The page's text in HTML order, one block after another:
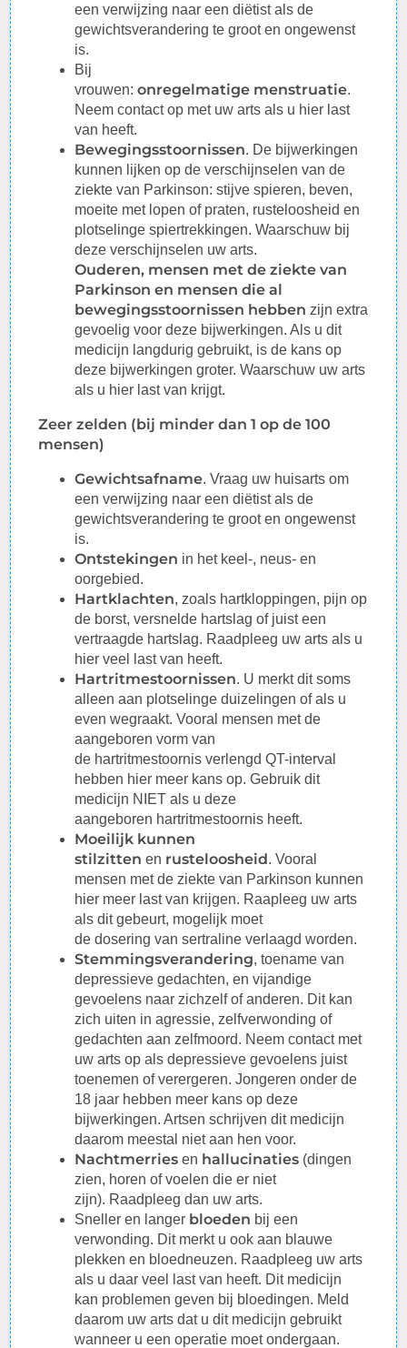
een verwijzing naar een diëtist als de
gewichtsverandering te groot en ongewenst
is.
Bij
vrouwen:onregelmatige menstruatie.
Neem contact op met uw arts als u hier last
van heeft.
Bewegingsstoornissen. De bijwerkingen
kunnen lijken op de verschijnselen van de
ziekte van Parkinson: stijve spieren, beven,
moeite met lopen of praten, rusteloosheid en
plotselinge spiertrekkingen.Waarschuw bij
deze verschijnselen uw arts.
Ouderen, mensen met de ziekte van
Parkinson en mensen die al
bewegingsstoornissen hebben zijn extra
gevoelig voor deze bijwerkingen. Als u dit
medicijn langdurig gebruikt, is de kans op
deze bijwerkingen groter.Waarschuw uw arts
als u hier last van krijgt.
Zeer zelden (bij minder dan 1 op de 100
mensen)
Gewichtsafname. Vraag uw huisarts om
een verwijzing naar een diëtist als de
gewichtsverandering te groot en ongewenst
is.
Ontstekingen in het keel-, neus- en
oorgebied.
Hartklachten, zoals hartkloppingen, pijn op
de borst, versnelde hartslag of juist een
vertraagde hartslag. Raadpleeg uw arts als u
hier veel last van heeft.
Hartritmestoornissen. U merkt dit soms
alleen aan plotselinge duizelingen of als u
even wegraakt. Vooral mensen met de
aangeboren vorm van
de hartritmestoornis verlengd QT-interval
hebben hier meer kans op. Gebruik dit
medicijn NIET als u deze
aangeboren hartritmestoornis heeft.
Moeilijk kunnen
stilzittenen rusteloosheid. Vooral
mensen met de ziekte van Parkinson kunnen
hier meer last van krijgen. Raapleeg uw arts
als dit gebeurt, mogelijk moet
dedosering van sertraline verlaagd worden.
Stemmingsverandering, toename van
depressieve gedachten, en vijandige
gevoelens naar zichzelf of anderen. Dit kan
zich uiten in agressie, zelfverwonding of
gedachten aan zelfmoord. Neem contact met
uw arts op als depressieve gevoelens juist
toenemen of verergeren. Jongeren onder de
18 jaar hebben meer kans op deze
bijwerkingen. Artsen schrijven dit medicijn
daarom meestal niet aan hen voor.
Nachtmerriesen hallucinaties (dingen
zien, horen of voelen die er niet
zijn). Raadpleeg dan uw arts.
Sneller en langer bloeden bij een
verwonding. Dit merkt u ook aan blauwe
plekken en bloedneuzen. Raadpleeg uw arts
als u daar veel last van heeft. Dit medicijn
kan problemen geven bij bloedingen. Meld
daarom uw arts dat u dit medicijn gebruikt
wanneer u een operatie moet ondergaan.